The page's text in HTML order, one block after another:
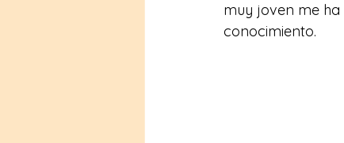
muy joven me
conocimiento.